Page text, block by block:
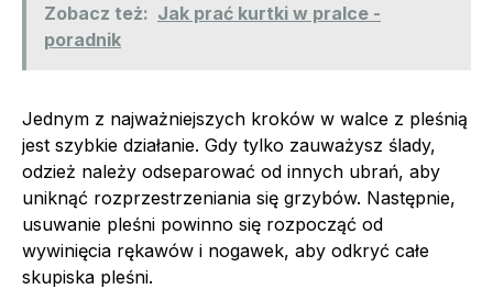
Zobacz też: Jak prać kurtki w pralce -
poradnik
Jednym z najważniejszych kroków w walce z pleśnią
jest szybkie działanie. Gdy tylko zauważysz ślady,
odzież należy odseparować od innych ubrań, aby
uniknąć rozprzestrzeniania się grzybów. Następnie,
usuwanie pleśni powinno się rozpocząć od
wywinięcia rękawów i nogawek, aby odkryć całe
skupiska pleśni.